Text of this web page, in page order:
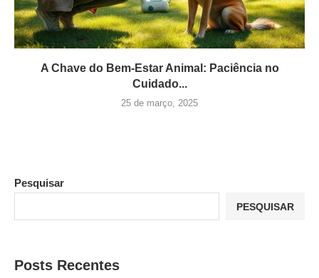
A Chave do Bem-Estar Animal: Paciência no
Cuidado...
25 de março, 2025
Pesquisar
PESQUISAR
Posts Recentes